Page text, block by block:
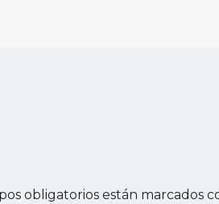
obligatorios están marcados